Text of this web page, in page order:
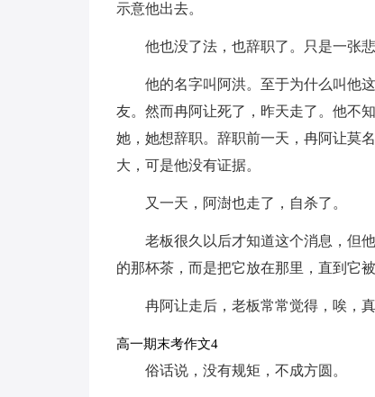
示意他出去。
他也没了法，也辞职了。只是一张悲
他的名字叫阿洪。至于为什么叫他
友。然而冉阿让死了，昨天走了。他不
她，她想辞职。辞职前一天，冉阿让莫
大，可是他没有证据。
又一天，阿澍也走了，自杀了。
老板很久以后才知道这个消息，但
的那杯茶，而是把它放在那里，直到它
冉阿让走后，老板常常觉得，唉，
高一期末考作文4
俗话说，没有规矩，不成方圆。